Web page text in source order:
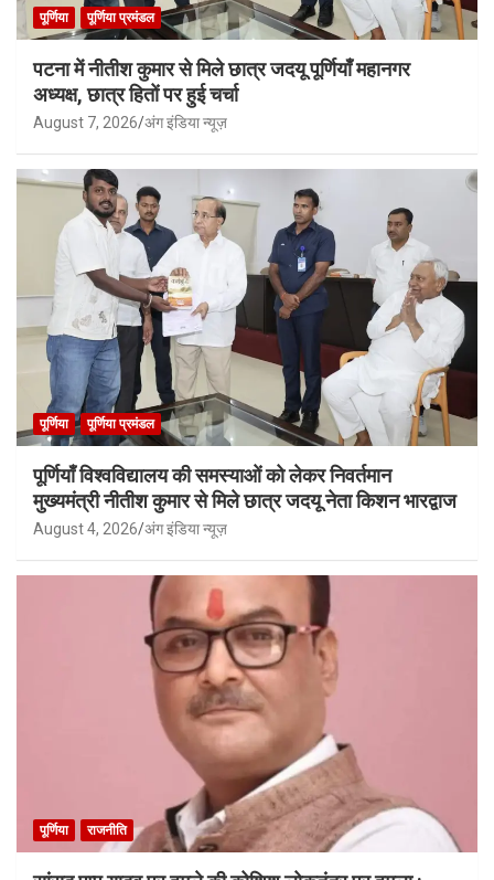
पूर्णिया पूर्णिया प्रमंडल
पटना में नीतीश कुमार से मिले छात्र जदयू पूर्णियाँ महानगर
अध्यक्ष, छात्र हितों पर हुई चर्चा
August 7, 2026 अंग इंडिया न्यूज़
पूर्णिया पूर्णिया प्रमंडल
पूर्णियाँ विश्वविद्यालय की समस्याओं को लेकर निवर्तमान
मुख्यमंत्री नीतीश कुमार से मिले छात्र जदयू नेता किशन भारद्वाज
August 4, 2026 अंग इंडिया न्यूज़
पूर्णिया राजनीति